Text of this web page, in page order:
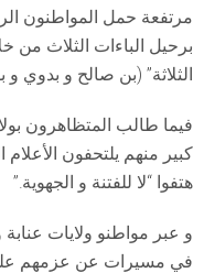
مرتفعة حمل المواطنون
برحيل الباءات الثلاث من
الثلاثة” (بن صالح و بدوي
فيما طالب المتظاهرون
كبير منهم يلتحفون
هتفوا “لا للفتنة و الجهوية.”
و عبر مواطنو ولايات
في مسيرات عن عزمهم